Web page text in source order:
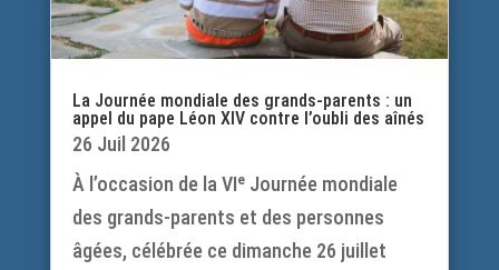
La Journée mondiale des grands-parents : un
appel du pape Léon XIV contre l’oubli des aînés
26 Juil 2026
À l’occasion de la VIᵉ Journée mondiale
des grands-parents et des personnes
âgées, célébrée ce dimanche 26 juillet